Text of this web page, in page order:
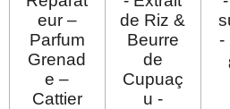
eur –
Parfum
Grenad
e –
Cattier
de Riz &
Beurre
de
Cupuaç
u -
-